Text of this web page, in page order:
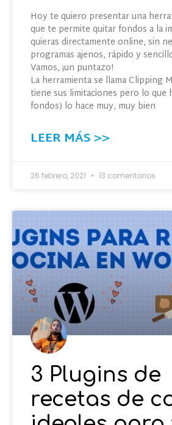
Hoy te quiero presentar una
que te permite quitar fondos a la
quieras directamente online, sin
programas ajenos, rápido y
Vamos, ¡un puntazo!
La herramienta se llama Clipping
tiene sus limitaciones pero lo que
fondos) lo hace muy, muy bien
LEER MÁS >>
26 febrero, 2021 13 comentarios
3 Plugins de
recetas de